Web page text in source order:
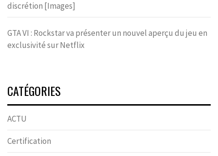
discrétion [Images]
GTA VI : Rockstar va présenter un nouvel aperçu du jeu en
exclusivité sur Netflix
CATÉGORIES
ACTU
Certification